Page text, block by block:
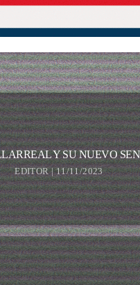
Y SU NUEVO
EDITOR | 11/11/2023